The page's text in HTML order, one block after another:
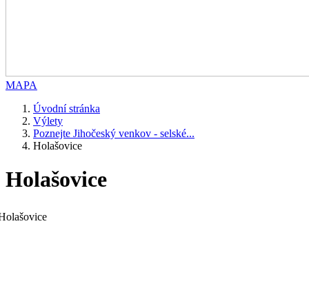
MAPA
Úvodní stránka
Výlety
Poznejte Jihočeský venkov - selské...
Holašovice
Holašovice